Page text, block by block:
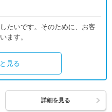
たいです。そのために、お客
ます。
見る
詳細を見る